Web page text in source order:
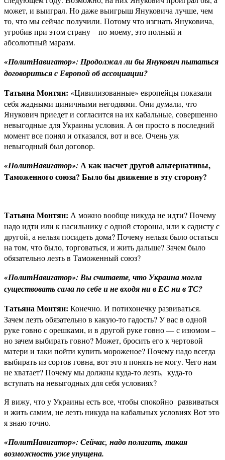
может, и выиграл. Но даже выигрыш Януковича лучше, чем
то, что мы сейчас получили. Потому что изгнать Януковича,
угробив при этом страну – по-моему, это полный и
абсолютный маразм.
«ПолитНавигатор»: Продолжал ли бы Янукович пытаться
договориться с Европой об ассоциации?
Татьяна Монтян: «Цивилизованные» европейцы показали
себя жадными циничными негодяями. Они думали, что
Янукович приедет и согласится на их кабальные, совершенно
невыгодные для Украины условия. А он просто в последний
момент все понял и отказался, вот и все. Очень уж
невыгодный был договор.
«ПолитНавигатор»: А как насчет другой альтернативы,
Таможенного союза? Было бы движение в эту сторону?
Татьяна Монтян: А можно вообще никуда не идти? Почему
надо идти или к насильнику с одной стороны, или к садисту с
другой, а нельзя посидеть дома? Почему нельзя было остаться
на том, что было, торговаться, и жить дальше? Зачем было
обязательно лезть в Таможенный союз?
«ПолитНавигатор»: Вы считаете, что Украина могла
существовать сама по себе и не входя ни в ЕС ни в ТС?
Татьяна Монтян: Конечно. И потихонечку развиваться.
Зачем лезть обязательно в какую-то гадость? У вас в одной
руке говно с орешками, и в другой руке говно — с изюмом –
но зачем выбирать говно? Может, бросить его к чертовой
матери и таки пойти купить мороженое? Почему надо всегда
выбирать из сортов говна, вот это я понять не могу. Чего нам
не хватает? Почему мы должны куда-то лезть, куда-то
вступать на невыгодных для себя условиях?
Я вижу, что у Украины есть все, чтобы спокойно развиваться
и жить самим, не лезть никуда на кабальных условиях Вот это
я знаю точно.
«ПолитНавигатор»: Сейчас, надо полагать, такая
возможность уже упущена.